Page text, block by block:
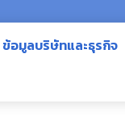
ข้อมูลบริษัทและธุรกิจ